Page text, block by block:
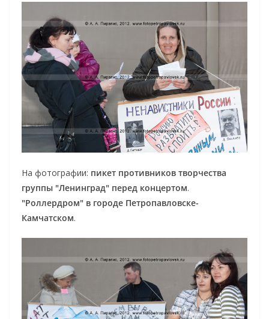
На фотографии: пикет противников творчества
группы "Ленинград" перед концертом.
"Роллердром" в городе Петропавловске-
Камчатском.